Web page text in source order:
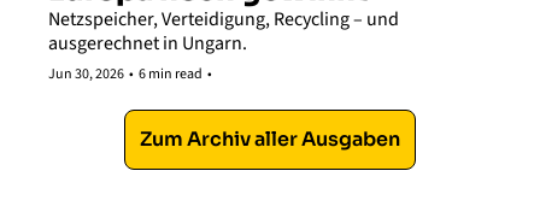
Netzspeicher, Verteidigung, Recycling – und
ausgerechnet in Ungarn.
Jun 30, 2026 • 6 min read •
Zum Archiv aller Ausgaben